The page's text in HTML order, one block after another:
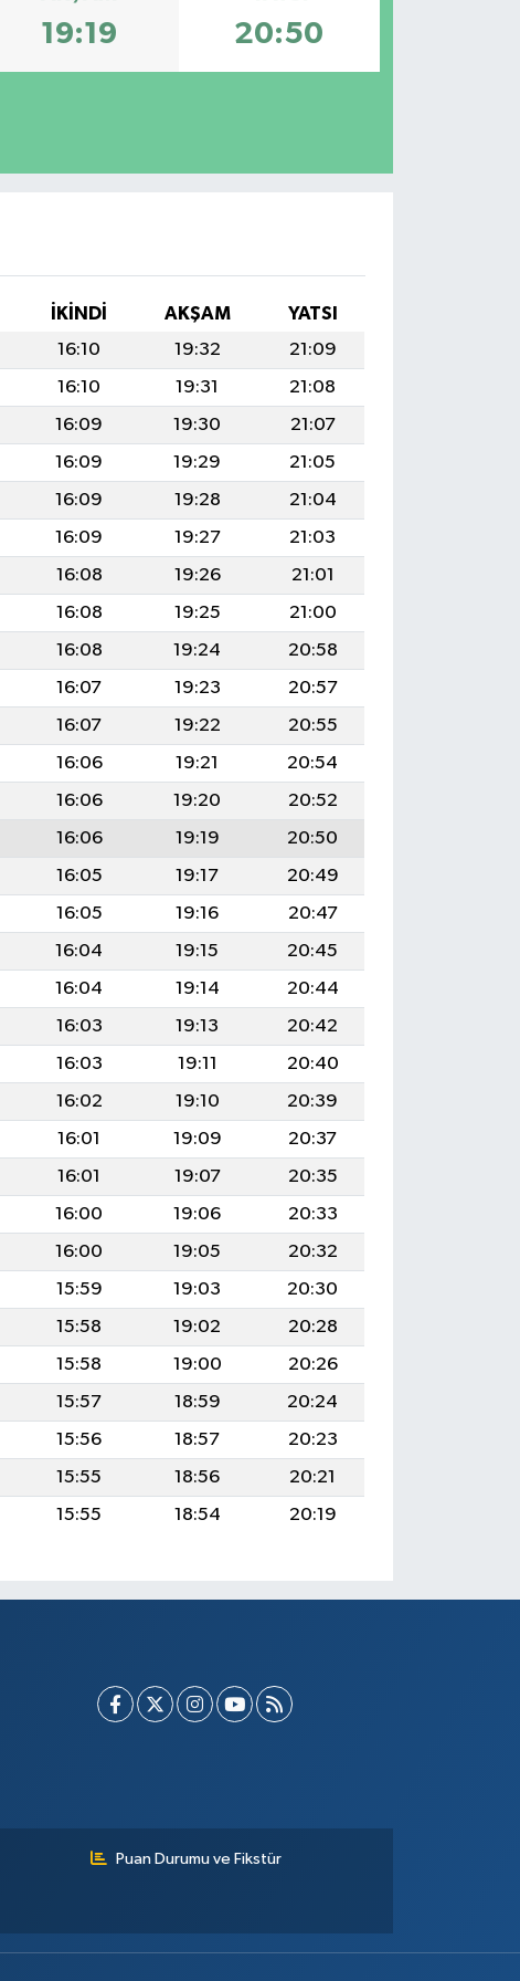
19:19 20:50
İKINDI AKŞAM
YATSI
16:10 19:32
21:09
16:10 19:31
21:08
16:09 19:30
21:07
16:09 19:29
21:05
16:09 19:28
21:04
16:09 19:27
21:03
16:08 19:26
21:01
16:08 19:25
21:00
16:08 19:24
20:58
16:07 19:23
20:57
16:07 19:22
20:55
16:06 19:21
20:54
16:06 19:20
20:52
16:06 19:19
20:50
16:05 19:17
20:49
16:05 19:16
20:47
16:04 19:15
20:45
16:04 19:14
20:44
16:03 19:13
20:42
16:03 19:11
20:40
16:02 19:10
20:39
16:01 19:09
20:37
16:01 19:07
20:35
16:00 19:06
20:33
16:00 19:05
20:32
15:59 19:03
20:30
15:58 19:02
20:28
15:58 19:00
20:26
15:57 18:59
20:24
15:56 18:57
20:23
15:55 18:56
20:21
15:55 18:54 20:19
Puan Durumu ve Fikstür